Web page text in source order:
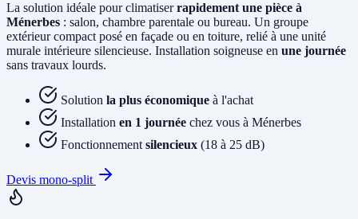
La solution idéale pour climatiserrapidement une pièce à
Ménerbes : salon, chambre parentale ou bureau. Un groupe
extérieur compact posé en façade ou en toiture, relié à une unité
murale intérieure silencieuse. Installation soigneuse en une journée
sans travaux lourds.
Solution la plus économique à l'achat
Installation en 1 journée chez vous à Ménerbes
Fonctionnement silencieux (18 à 25 dB)
Devis mono-split